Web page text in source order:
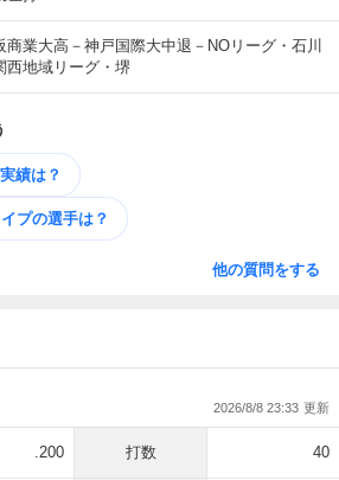
商業大高－神戸国際大中退－NOリーグ・石川
西地域リーグ・堺
績は？
プの選手は？
他の質問をする
2026/8/8 23:33
.200 打数 40